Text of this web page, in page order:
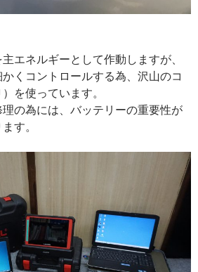
エネルギーとして作動しますが、
くコントロールする為、沢山のコ
を使っています。
の為には、バッテリーの重要性が
す。